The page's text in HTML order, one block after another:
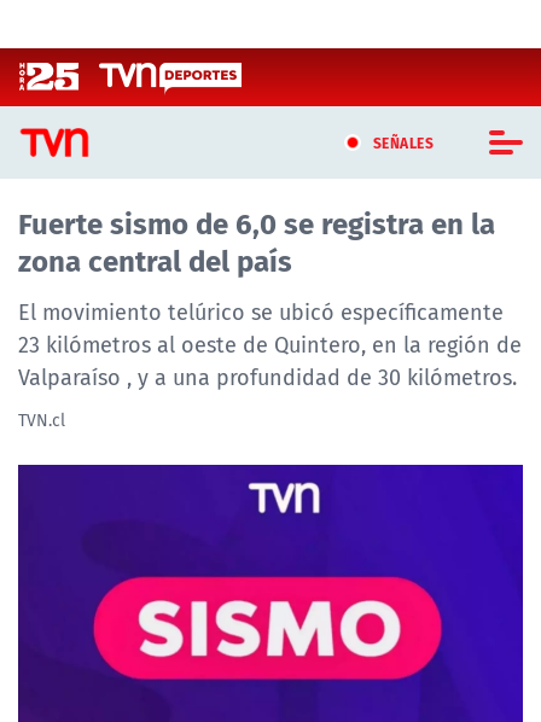
SEÑALES
CASTING MASTERCHEF CHILE
CASTING TVN VERTICAL
TVN VERTICAL
TVN PLAY
ACTUALIDAD Y TENDENCIAS
Fuerte sismo de 6,0 se registra en la
zona central del país
El movimiento telúrico se ubicó específicamente
23 kilómetros al oeste de Quintero, en la región de
Valparaíso , y a una profundidad de 30 kilómetros.
TVN.cl